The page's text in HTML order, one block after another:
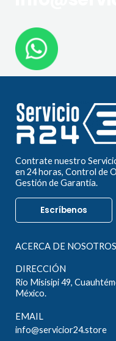
Contrate nuestro
en 24 horas, Control de
Gestión de Garantía.
Escríbenos
ACERCA DE NOSOTROS
DIRECCIÓN
Rio Misisipi 49,
México.
EMAIL
info@servicior24.store